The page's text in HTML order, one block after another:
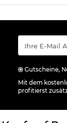
Gutscheine,
Mit dem
profitierst